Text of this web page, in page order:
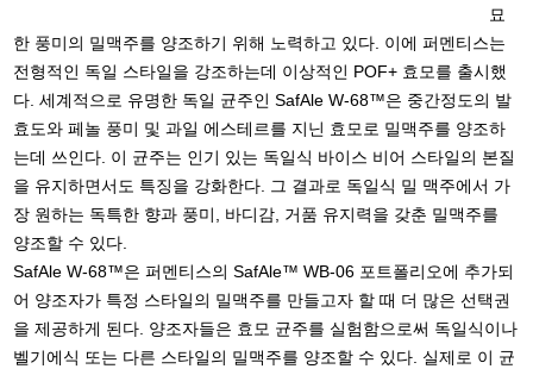
묘
한 풍미의 밀맥주를 양조하기 위해 노력하고 있다. 이에 퍼멘티스는
전형적인 독일 스타일을 강조하는데 이상적인 POF+ 효모를 출시했
다. 세계적으로 유명한 독일 균주인 SafAle W-68™은 중간정도의 발
효도와 페놀 풍미 및 과일 에스테르를 지닌 효모로 밀맥주를 양조하
는데 쓰인다. 이 균주는 인기 있는 독일식 바이스 비어 스타일의 본질
을 유지하면서도 특징을 강화한다. 그 결과로 독일식 밀 맥주에서 가
장 원하는 독특한 향과 풍미, 바디감, 거품 유지력을 갖춘 밀맥주를
양조할 수 있다.
SafAle W-68™은 퍼멘티스의 SafAle™ WB-06 포트폴리오에 추가되
어 양조자가 특정 스타일의 밀맥주를 만들고자 할 때 더 많은 선택권
을 제공하게 된다. 양조자들은 효모 균주를 실험함으로써 독일식이나
벨기에식 또는 다른 스타일의 밀맥주를 양조할 수 있다. 실제로 이 균